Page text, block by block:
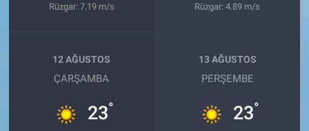
Rüzgar: 7.19 m/s
Rüzgar: 4.89 m/s
12 AĞUSTOS
ÇARŞAMBA
23°
13 AĞUSTOS
PERŞEMBE
23°